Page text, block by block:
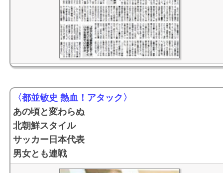
〈都並敏史 熱血！アタック〉
あの頃と変わらぬ
北朝鮮スタイル
サッカー日本代表
男女とも連戦